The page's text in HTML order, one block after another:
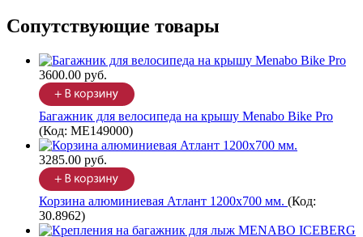
Сопутствующие товары
3600.00 руб.
Багажник для велосипеда на крышу Menabo Bike Pro
(Код: ME149000)
3285.00 руб.
Корзина алюминиевая Атлант 1200х700 мм. (Код:
30.8962)